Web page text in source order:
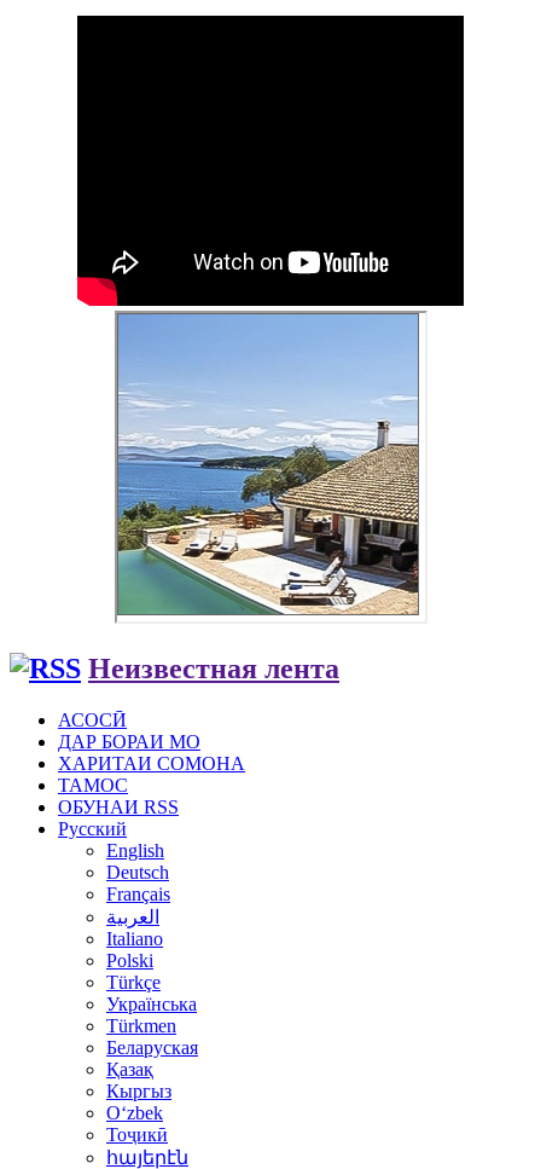
Неизвестная лента
АСОСӢ
ДАР БОРАИ МО
ХАРИТАИ СОМОНА
ТАМОС
ОБУНАИ RSS
Русский
English
Deutsch
Français
العربية
Italiano
Polski
Türkçe
Українська
Türkmen
Беларуская
Қазақ
Кыргыз
Oʻzbek
Тоҷикӣ
հայերէն